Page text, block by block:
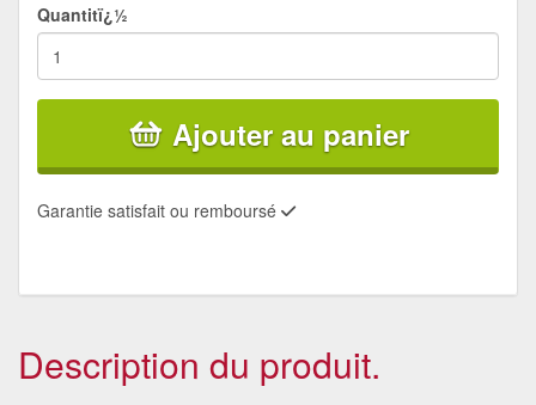
Quantitï¿½
Ajouter au panier
Garantie satisfait ou remboursé
Description du produit.